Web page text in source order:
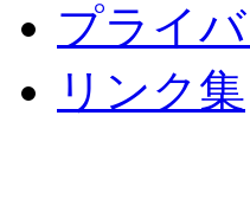
プライ
リンク集